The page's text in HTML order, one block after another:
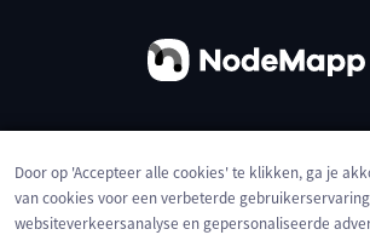
Privacybeleid
Door op 'Accepteer alle cookies' te klikken, ga je
van cookies voor een verbeterde
websiteverkeersanalyse en gepersonaliseerde